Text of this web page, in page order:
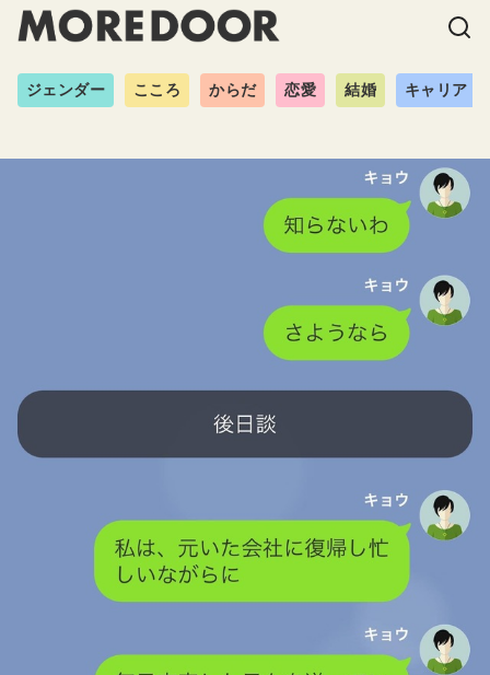
ジェンダー こころ からだ 恋愛 結婚 キャリア